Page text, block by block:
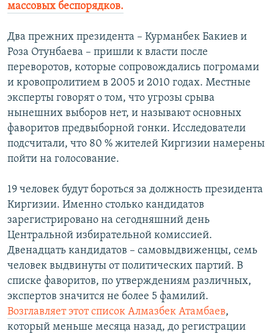
массовых беспорядков.
Два прежних президента – Курманбек Бакиев и
Роза Отунбаева – пришли к власти после
переворотов, которые сопровождались погромами
и кровопролитием в 2005 и 2010 годах. Местные
эксперты говорят о том, что угрозы срыва
нынешних выборов нет, и называют основных
фаворитов предвыборной гонки. Исследователи
подсчитали, что 80 % жителей Киргизии намерены
пойти на голосование.
19 человек будут бороться за должность президента
Киргизии. Именно столько кандидатов
зарегистрировано на сегодняшний день
Центральной избирательной комиссией.
Двенадцать кандидатов – самовыдвиженцы, семь
человек выдвинуты от политических партий. В
списке фаворитов, по утверждениям различных,
экспертов значится не более 5 фамилий.
Возглавляет этот список Алмазбек Атамбаев,
который меньше месяца назад, до регистрации